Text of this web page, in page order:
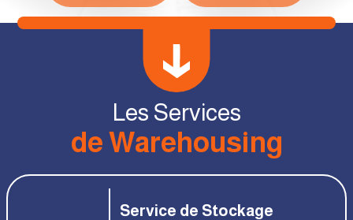
Les Services
de Warehousing
Service de Stockage